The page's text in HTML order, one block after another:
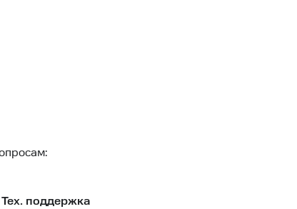
Тех. поддержка